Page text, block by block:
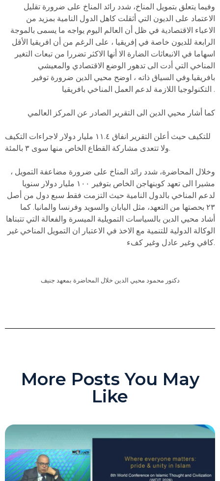
وفيما يتعلق بتمويل المناخ، شدد رائد المناخ على ضرورة تقليل
الاعتماد على الديون التي أثقلت كاهل الدول النامية بمزيد من
الاعباء الاقتصادية في ظل أن العالم اليوم يواجه ما يسمى بالموجة
الرابعة للديون خاصة في إفريقيا ، على الرغم من أن افريقيا الأقل
اسهاما في الانبعاثات الضارة الا أنها الاكثر تضررا من تبعات التغير
المناخي التي أدت الى تدهور الوضع الاقتصادي والمعيشي
بافريقيا.وفي السياق ذاته ، اوضح محيي الدين ضرورة توفير
التكنولوجيا اللازمة لدعم العمل المناخي بافريقيا .
كما أشار محيي الدين الى التقرير الصادر عن المركز العالمي
للتكيف حيث أعلن التقرير انفاق ١١.٤ مليار دولار لاجراءات التكيف
ولا تتعدى مشاركة القطاع الخاص منها سوى ٣ بالمئة.
وخلال المحاضرة، شدد رائد المناخ على ضرورة مضاعفة التمويل ،
مشيرا الى تعهد كوبنهاجن الخاص بتوفير ١٠٠ مليار دولار سنويا
لدعم المناخي بالدول النامية حيث التزمت فقط سبع دول من أصل
٢٣ بحصتها من التعهد، مثل اليابان والسويد وفرنسا والمانيا. كما
أشاد محيي الدين بالسياسات التمويلية الميسرة والفعالة التي تتبناها
الوكالة الدولية للتنمية مع الاخذ في الاعتبار ان التمويل المناخي غير
كافي وغير عادل وغير كفء.
دكتور محمود محيي الدين خلال المحاضرة بمعهد جنيف
More Posts You May
Like